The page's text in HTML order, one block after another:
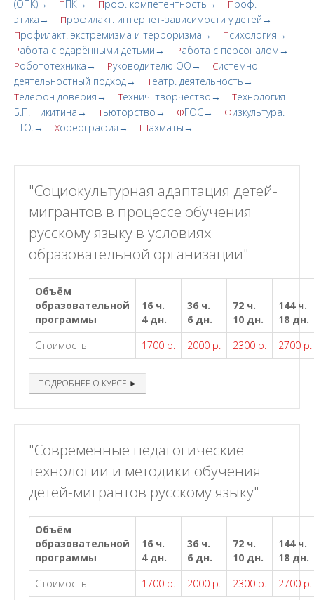
(ОПК)→ ППК→ Проф. компетентность→ Проф.
этика→
Профилакт. интернет-зависимости у детей→
Профилакт. экстремизма и терроризма→ Психология→
Работа с одарёнными детьми→ Работа с персоналом→
Робототехника→ Руководителю ОО→ Системно-
деятельностный подход→
Театр. деятельность→
Телефон доверия→ Технич. творчество→ Технология
Б.П. Никитина→
Тьюторство→ ФГОС→ Физкультура.
ГТО.→
Хореография→ Шахматы→
"Социокультурная адаптация детей-
мигрантов в процессе обучения
русскому языку в условиях
образовательной организации"
Объём
образовательной
программы
16 ч.
4 дн.
36 ч.
6 дн.
72 ч.
10 дн.
144 ч.
18 дн.
Стоимость
1700 р. 2000 р. 2300 р. 2700 р.
ПОДРОБНЕЕ О КУРСЕ ►
"Современные педагогические
технологии и методики обучения
детей-мигрантов русскому языку"
Объём
образовательной
программы
16 ч.
4 дн.
36 ч.
6 дн.
72 ч.
10 дн.
144 ч.
18 дн.
Стоимость
1700 р. 2000 р. 2300 р. 2700 р.